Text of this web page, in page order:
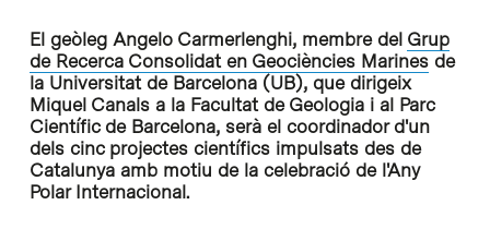
El geòleg Angelo Carmerlenghi, membre del Grup
de Recerca Consolidat en Geociències Marinesde
la Universitat de Barcelona (UB), que dirigeix
Miquel Canals a la Facultat de Geologia i al Parc
Científic de Barcelona, serà el coordinador d'un
dels cinc projectes científics impulsats des de
Catalunya amb motiu de la celebració de l'Any
Polar Internacional.